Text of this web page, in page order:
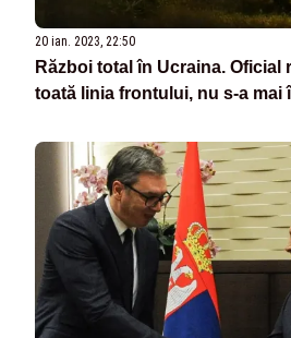
20 ian. 2023, 22:50
Război total în Ucraina. Oficial
toată linia frontului, nu s-a mai